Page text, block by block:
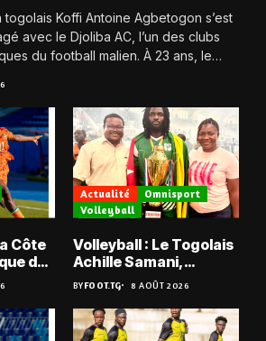
togolais Koffi Antoine Agbetogon s’est
avec le Djoliba AC, l’un des clubs
du football malien. À 23 ans, le
Côte
du
Actualité
Omnisport
Volleyball
Volleyball : Le Togolais
Achille Samani,
champion du Bénin !
BYFOOT.TG 8 AOÛT 2026